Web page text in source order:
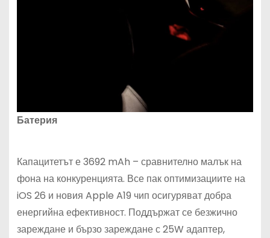
Батерия
Капацитетът е 3692 mAh – сравнително малък на
фона на конкуренцията. Все пак оптимизациите на
iOS 26 и новия Apple A19 чип осигуряват добра
енергийна ефективност. Поддържат се безжично
зареждане и бързо зареждане с 25W адаптер,